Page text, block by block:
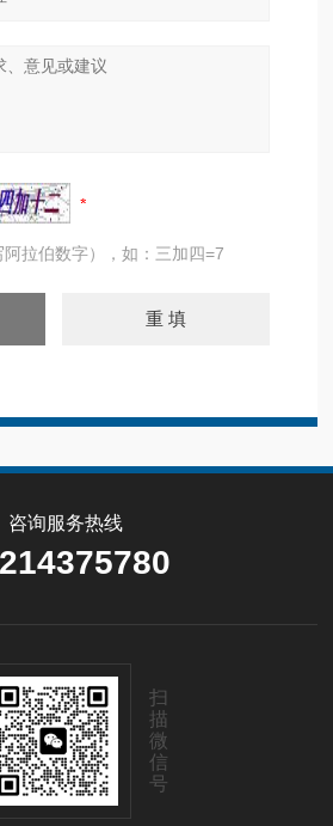
拉伯数字），如：三加四=7
咨询服务热线
扫
描
微
信
号